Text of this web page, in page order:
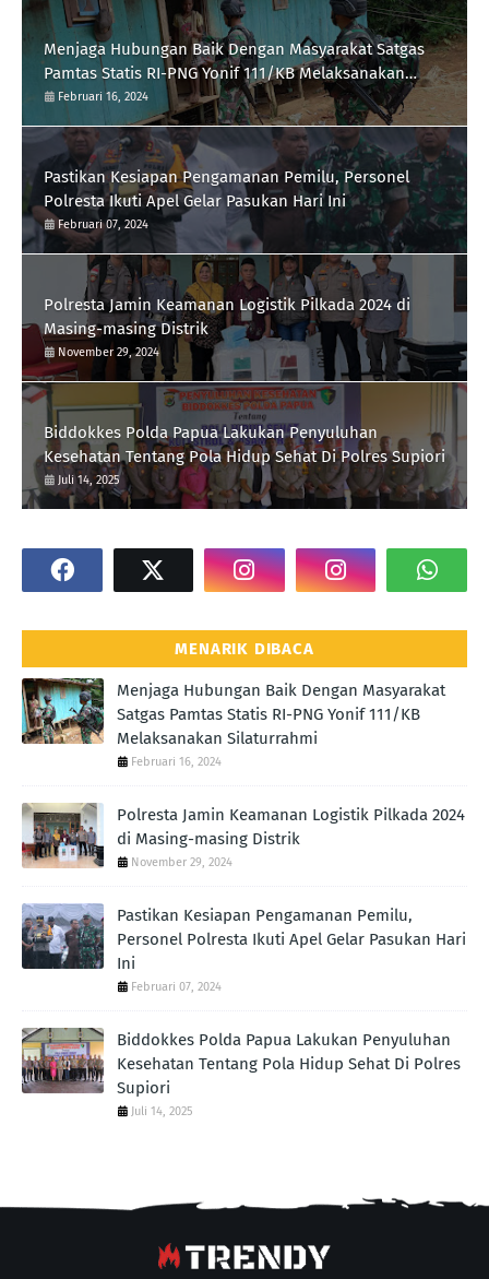
Menjaga Hubungan Baik Dengan Masyarakat Satgas
Pamtas Statis RI-PNG Yonif 111/KB Melaksanakan
Silaturrahmi
Februari 16, 2024
Pastikan Kesiapan Pengamanan Pemilu, Personel
Polresta Ikuti Apel Gelar Pasukan Hari Ini
Februari 07, 2024
Polresta Jamin Keamanan Logistik Pilkada 2024 di
Masing-masing Distrik
November 29, 2024
Biddokkes Polda Papua Lakukan Penyuluhan
Kesehatan Tentang Pola Hidup Sehat Di Polres Supiori
Juli 14, 2025
MENARIK DIBACA
Menjaga Hubungan Baik Dengan Masyarakat
Satgas Pamtas Statis RI-PNG Yonif 111/KB
Melaksanakan Silaturrahmi
Februari 16, 2024
Polresta Jamin Keamanan Logistik Pilkada 2024
di Masing-masing Distrik
November 29, 2024
Pastikan Kesiapan Pengamanan Pemilu,
Personel Polresta Ikuti Apel Gelar Pasukan Hari
Ini
Februari 07, 2024
Biddokkes Polda Papua Lakukan Penyuluhan
Kesehatan Tentang Pola Hidup Sehat Di Polres
Supiori
Juli 14, 2025